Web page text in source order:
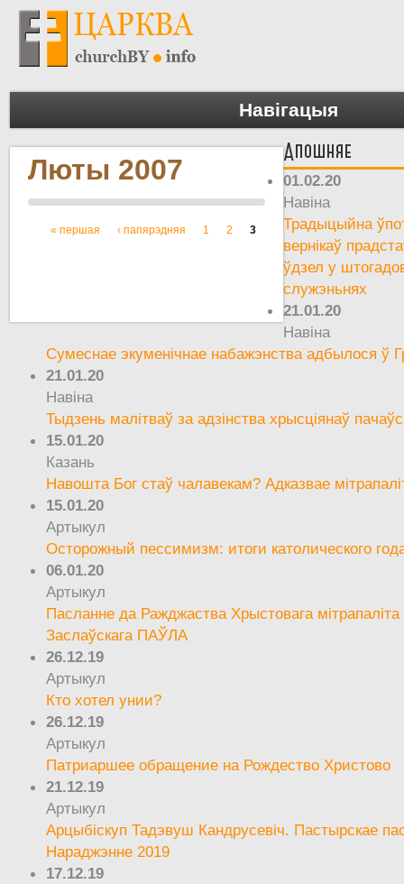
Навігацыя
Люты 2007
Старонкі
« першая ‹ папярэдняя 1 2 3
Апошняе
01.02.20
Навіна
Традыцыйна
вернікаў
ўдзел у
служэньнях
21.01.20
Навіна
Сумеснае экуменічнае набажэнства адбылося ў
21.01.20
Навіна
Тыдзень малітваў за адзінства хрысціянаў
15.01.20
Казань
Навошта Бог стаў чалавекам? Адказвае
15.01.20
Артыкул
Осторожный пессимизм: итоги католического
06.01.20
Артыкул
Пасланне да Ражджаства Хрыстовага мітрапаліта
Заслаўскага ПАЎЛА
26.12.19
Артыкул
Кто хотел унии?
26.12.19
Артыкул
Патриаршее обращение на Рождество Христово
21.12.19
Артыкул
Арцыбіскуп Тадэвуш Кандрусевіч. Пастырскае
Нараджэнне 2019
17.12.19